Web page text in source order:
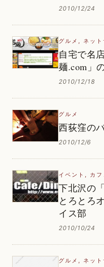
2010/12/24
グルメ , ネッ
自宅で名
麺.com」
2010/12/18
グルメ
西荻窪の
2010/12/6
イベント , カフ
下北沢の
とろとろ
イス部
2010/10/24
グルメ , ネッ